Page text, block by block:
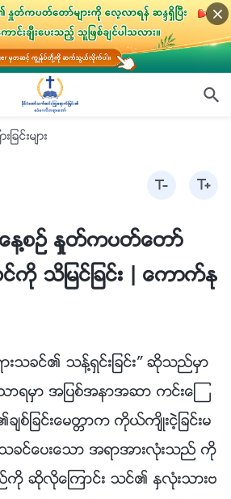
ျခင္းမ်ား
႔စဥ္ ႏႈတ္ကပတ္ေတာ္
ကို သိျမင္ျခင္း | ေကာက္ႏု
းသခင္၏ သန႔္ရွင္းျခင္း” ဆိုသည္မွာ
ရမွာ အျပစ္အနာအဆာ ကင္းေၾ
ခ်စ္ျခင္းေမတၱာက ကိုယ္က်ိဳးငဲ့ျခင္းမ
ခင္ေပးေသာ အရာအားလုံးသည္ ကို
ကို ဆိုလိုေၾကာင္း သင္၏ ႏွလုံးသားဗ